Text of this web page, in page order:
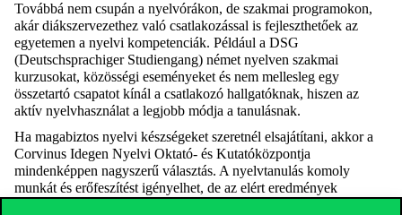
Továbbá nem csupán a nyelvórákon, de szakmai programokon,
akár diákszervezethez való csatlakozással is fejleszthetőek az
egyetemen a nyelvi kompetenciák. Például a DSG
(Deutschsprachiger Studiengang) német nyelven szakmai
kurzusokat, közösségi eseményeket és nem mellesleg egy
összetartó csapatot kínál a csatlakozó hallgatóknak, hiszen az
aktív nyelvhasználat a legjobb módja a tanulásnak.
Ha magabiztos nyelvi készségeket szeretnél elsajátítani, akkor a
Corvinus Idegen Nyelvi Oktató- és Kutatóközpontja
mindenképpen nagyszerű választás. A nyelvtanulás komoly
munkát és erőfeszítést igényelhet, de az elért eredmények